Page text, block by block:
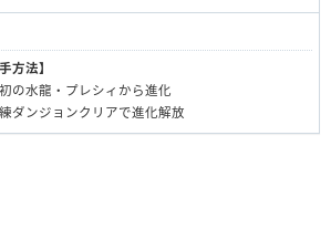
方法】
の水龍・プレシィから進化
ダンジョンクリアで進化解放